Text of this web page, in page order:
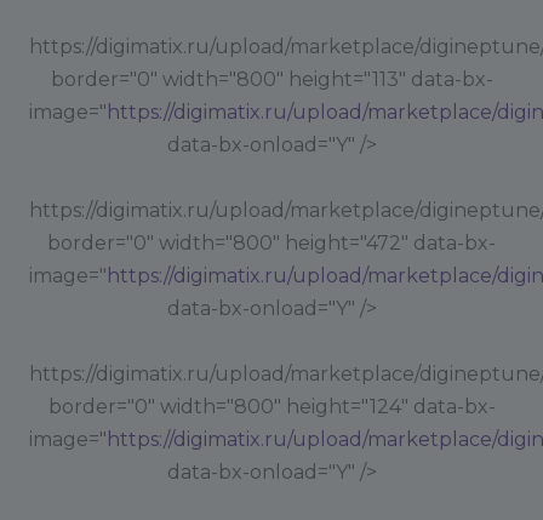
https://digimatix.ru/upload/marketplace/
border="0" width="800" height="113" data-bx-
image=" https://digimatix.ru/upload/marketplace/
data-bx-onload="Y" />
https://digimatix.ru/upload/marketplace/
border="0" width="800" height="472" data-bx-
image=" https://digimatix.ru/upload/marketplace/
data-bx-onload="Y" />
https://digimatix.ru/upload/marketplace/
border="0" width="800" height="124" data-bx-
image=" https://digimatix.ru/upload/marketplace/
data-bx-onload="Y" />